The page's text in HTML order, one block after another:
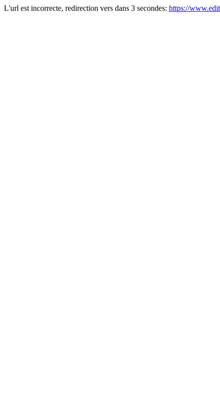
L'url est incorrecte, redirection vers dans 3 secondes: https://